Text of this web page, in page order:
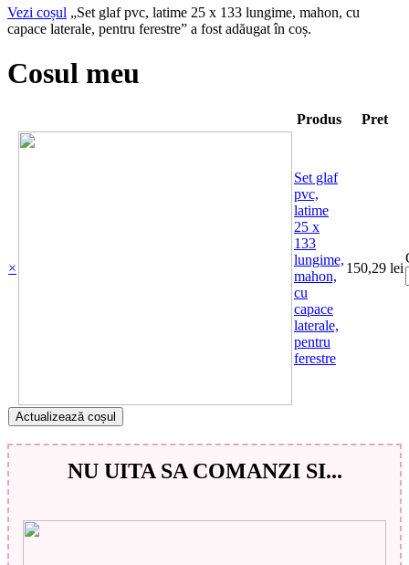
Vezi coșul „Set glaf pvc, latime 25 x 133 lungime, mahon, cu
capace laterale, pentru ferestre” a fost adăugat în coș.
Cosul meu
Produs Pret
×
Set glaf
pvc,
latime
25 x
133
lungime,
mahon,
cu
capace
laterale,
pentru
ferestre
150,29 lei
Actualizează coșul
NU UITA SA COMANZI SI...